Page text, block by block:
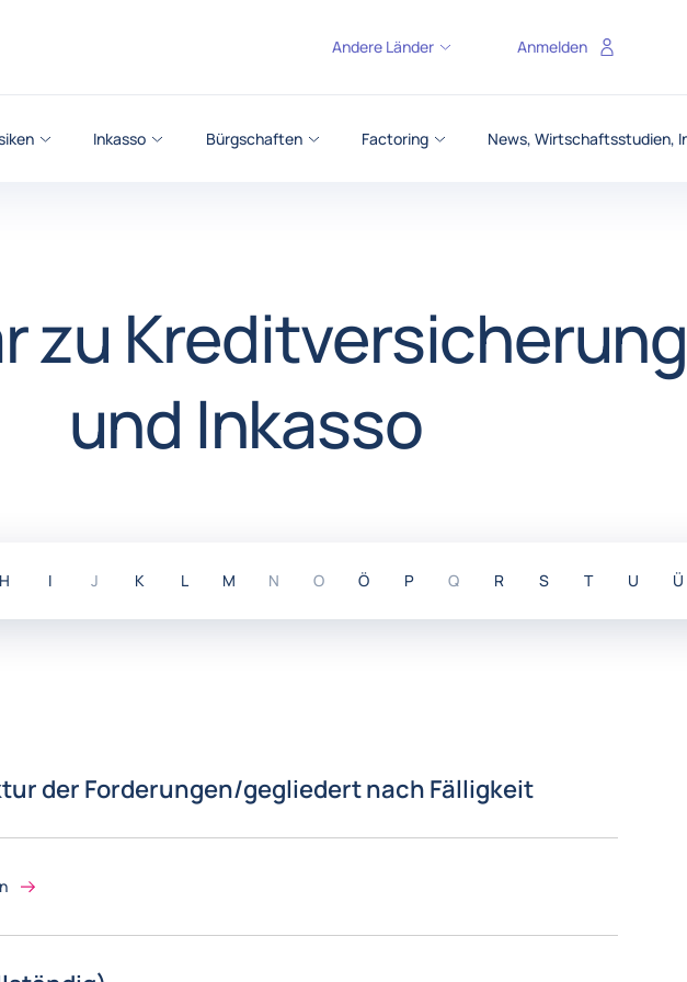
Inkasso Bürgschaften Factoring News, Wirtschaftsstudien,
Andere Länder Anmelden
zu Kreditversicherung
und Inkasso
H
H II J
J K
K L
L M
M N
N O
O Ö
Ö P
P Q
Q R
R S
S T
T U
U Ü
Ü
der Forderungen/gegliedert nach Fälligkeit